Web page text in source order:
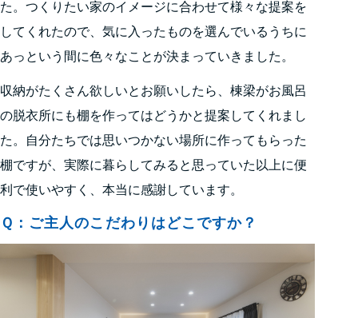
た。つくりたい家のイメージに合わせて様々な提案を
してくれたので、気に入ったものを選んでいるうちに
あっという間に色々なことが決まっていきました。
収納がたくさん欲しいとお願いしたら、棟梁がお風呂
の脱衣所にも棚を作ってはどうかと提案してくれまし
た。自分たちでは思いつかない場所に作ってもらった
棚ですが、実際に暮らしてみると思っていた以上に便
利で使いやすく、本当に感謝しています。
Ｑ：ご主人のこだわりはどこですか？